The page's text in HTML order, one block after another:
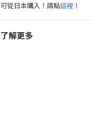
可從日本購入！請點這裡 ！
了解更多